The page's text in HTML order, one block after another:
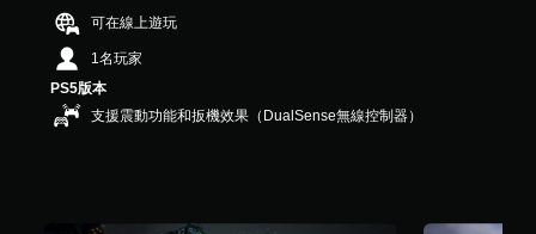
顆
）
，
共
2
可在線上遊玩
1名玩家
PS5版本
支援震動功能和扳機效果（DualSense無線控制器）